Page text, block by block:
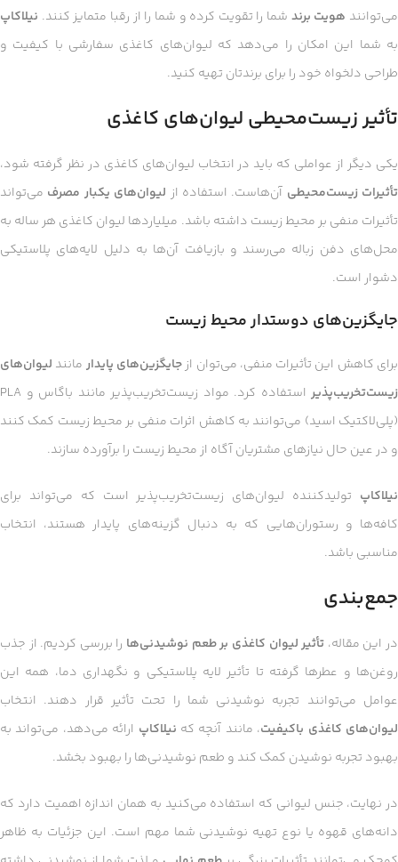
می‌توانند هویت برند شما را تقویت کرده و شما را از رقبا متمایز کنند. نیلاکاپ
به شما این امکان را می‌دهد که لیوان‌های کاغذی سفارشی با کیفیت و
طراحی دلخواه خود را برای برندتان تهیه کنید.
تأثیر زیست‌محیطی لیوان‌های کاغذی
یکی دیگر از عواملی که باید در انتخاب لیوان‌های کاغذی در نظر گرفته شود،
تأثیرات زیست‌محیطی آن‌هاست. استفاده از لیوان‌های یکبار مصرف می‌تواند
تأثیرات منفی بر محیط زیست داشته باشد. میلیاردها لیوان کاغذی هر ساله به
محل‌های دفن زباله می‌رسند و بازیافت آن‌ها به دلیل لایه‌های پلاستیکی
دشوار است.
جایگزین‌های دوستدار محیط زیست
برای کاهش این تأثیرات منفی، می‌توان ازجایگزین‌های پایدار مانند لیوان‌های
زیست‌تخریب‌پذیر
استفاده کرد. مواد زیست‌تخریب‌پذیر مانند باگاس و PLA
(پلی‌لاکتیک اسید) می‌توانند به کاهش اثرات منفی بر محیط زیست کمک کنند
و در عین حال نیازهای مشتریان آگاه از محیط زیست را برآورده سازند.
نیلاکاپ تولیدکننده لیوان‌های زیست‌تخریب‌پذیر است که می‌تواند برای
کافه‌ها و رستوران‌هایی که به دنبال گزینه‌های پایدار هستند، انتخاب
مناسبی باشد.
جمع‌بندی
در این مقاله، تأثیر لیوان کاغذی بر طعم نوشیدنی‌ها را بررسی کردیم. از جذب
روغن‌ها و عطرها گرفته تا تأثیر لایه پلاستیکی و نگهداری دما، همه این
عوامل می‌توانند تجربه نوشیدنی شما را تحت تأثیر قرار دهند. انتخاب
لیوان‌های کاغذی باکیفیت، مانند آنچه که نیلاکاپ ارائه می‌دهد، می‌تواند به
بهبود تجربه نوشیدن کمک کند و طعم نوشیدنی‌ها را بهبود بخشد.
در نهایت، جنس لیوانی که استفاده می‌کنید به همان اندازه اهمیت دارد که
دانه‌های قهوه یا نوع تهیه نوشیدنی شما مهم است. این جزئیات به ظاهر